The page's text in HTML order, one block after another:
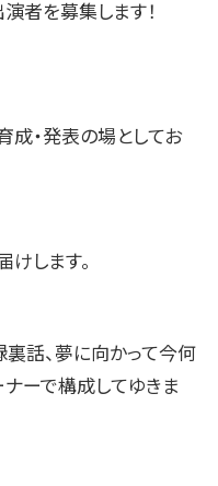
者を募集します！
成・発表の場としてお
けします。
話、夢に向かって今何
ーで構成してゆきま